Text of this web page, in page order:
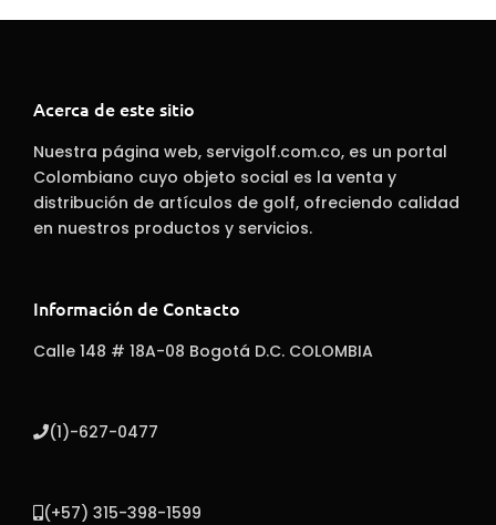
Acerca de este sitio
Nuestra página web, servigolf.com.co, es un portal
Colombiano cuyo objeto social es la venta y
distribución de artículos de golf, ofreciendo calidad
en nuestros productos y servicios.
Información de Contacto
Calle 148 # 18A-08 Bogotá D.C. COLOMBIA
(1)-627-0477
(+57) 315-398-1599